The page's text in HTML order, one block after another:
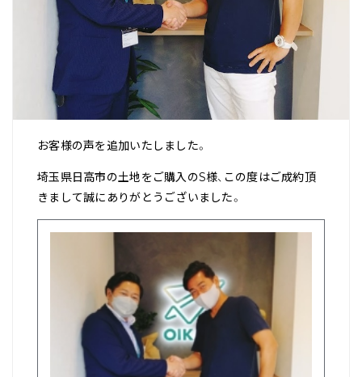
お客様の声を追加いたしました。
埼玉県日高市の土地をご購入のS様、この度はご成約頂
きまして誠にありがとうございました。